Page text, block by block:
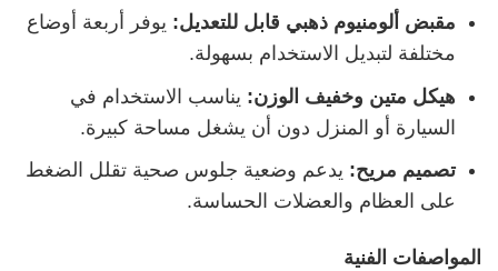
مقبض ألومنيوم ذهبي قابل للتعديل: يوفر أربعة أوضاع
مختلفة لتبديل الاستخدام بسهولة.
هيكل متين وخفيف الوزن: يناسب الاستخدام في
السيارة أو المنزل دون أن يشغل مساحة كبيرة.
تصميم مريح: يدعم وضعية جلوس صحية تقلل الضغط
على العظام والعضلات الحساسة.
المواصفات الفنية